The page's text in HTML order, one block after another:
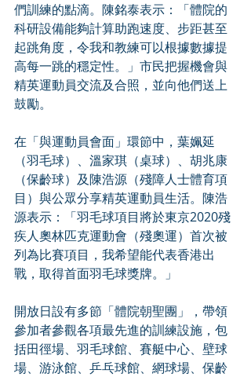
們訓練的點滴。陳銘泰表示：「體院的
科研設備能夠計算助跑速度、步距甚至
起跳角度，令我和教練可以根據數據提
高每一跳的穩定性。」市民把握機會與
精英運動員交流及合照，並向他們送上
鼓勵。
在「與運動員會面」環節中，葉姵延
（羽毛球）、溫家琪（桌球）、胡兆康
（保齡球）及陳浩源（殘障人士體育項
目）與公眾分享精英運動員生活。陳浩
源表示：「羽毛球項目將於東京2020殘
疾人奧林匹克運動會（殘奧運）首次被
列為比賽項目，我希望能代表香港出
戰，取得首面羽毛球獎牌。」
開放日設有多節「體院朝聖團」，帶領
參加者參觀各項最先進的訓練設施，包
括田徑場、羽毛球館、賽艇中心、壁球
場、游泳館、乒乓球館、網球場、保齡